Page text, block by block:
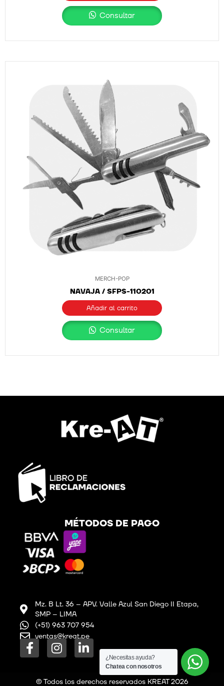
Consultar
MERCH-POP
NAVAJA / SFPS-110201
Añadir al carrito
Consultar
MÉTODOS DE PAGO
Mz. B Lt. 36 – APV. Valle Azul San Diego II Etapa,
SMP – LIMA
(+51) 963 707 954
ventas@kreat.pe
F
a
I
n
L
i
© Todos los derechos reservados KREAT 2026
¿Necesitas ayuda?
Chatea con nosotros